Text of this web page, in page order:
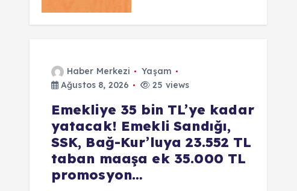
Haber Merkezi
Yaşam
Ağustos 8, 2026
25 views
Emekliye 35 bin TL’ye kadar
yatacak! Emekli Sandığı,
SSK, Bağ-Kur’luya 23.552 TL
taban maaşa ek 35.000 TL
promosyon…